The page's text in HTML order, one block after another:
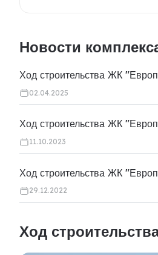
Новости
Ход строительства ЖК
02.04.2025
Ход строительства ЖК
11.10.2023
Ход строительства ЖК
29.12.2022
Ход